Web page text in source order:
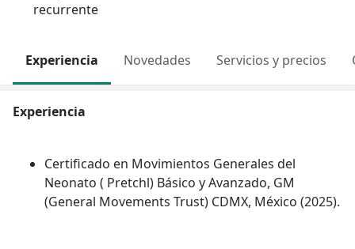
recurrente
Experiencia Novedades Servicios y precios
Experiencia
Certificado en Movimientos Generales del
Neonato ( Pretchl) Básico y Avanzado, GM
(General Movements Trust) CDMX, México (2025).